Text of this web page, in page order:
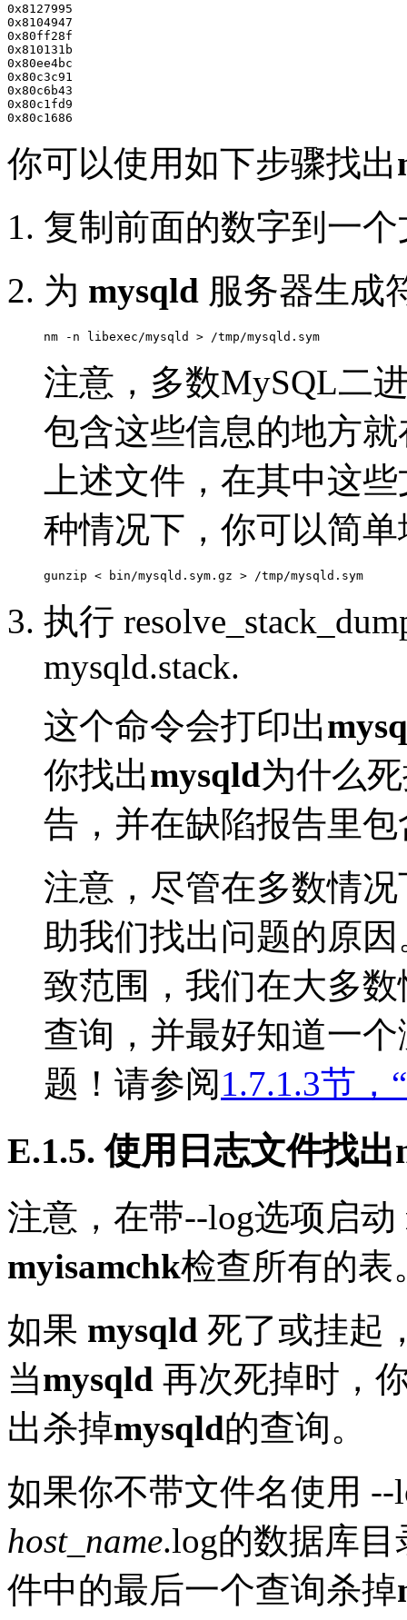
0x8127995
0x8104947
0x80ff28f
0x810131b
0x80ee4bc
0x80c3c91
0x80c6b43
0x80c1fd9
你可以使用如下步骤找出
复制前面的数字到一个
为 mysqld 服务器生成
注意，多数MySQL二
包含这些信息的地方
上述文件，在其中这
种情况下，你可以简
执行
mysqld.stack.
这个命令会打印出
你找出mysqld为什么
告，并在缺陷报告里
注意，尽管在多数情
助我们找出问题的原
致范围，我们在大多
查询，并最好知道一
题！请参阅1.7.1.3节
E.1.5. 使用日志文件找出
注意，在带--log选项启动
myisamchk检查所有的表
如果 mysqld 死了或挂起
当mysqld 再次死掉时，
出杀掉mysqld的查询。
如果你不带文件名使用
host_name.log的数据库
件中的最后一个查询杀掉